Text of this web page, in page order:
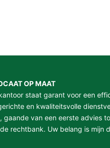
OP MAAT
staat garant voor een
en kwaliteitsvolle
gaande van een eerste advies
rechtbank. Uw belang is mijn